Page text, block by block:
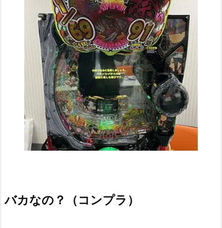
バカなの？（コンプラ）